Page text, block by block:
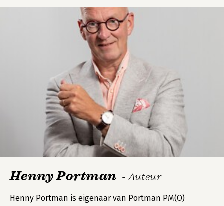
Henny Portman - Auteur
Henny Portman is eigenaar van Portman PM(O)